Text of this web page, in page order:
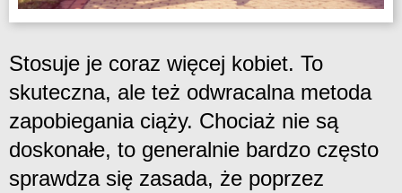
Stosuje je coraz więcej kobiet. To
skuteczna, ale też odwracalna metoda
zapobiegania ciąży. Chociaż nie są
doskonałe, to generalnie bardzo często
sprawdza się zasada, że poprzez